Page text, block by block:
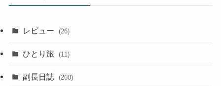
レビュー (26)
ひとり旅 (11)
副長日誌 (260)